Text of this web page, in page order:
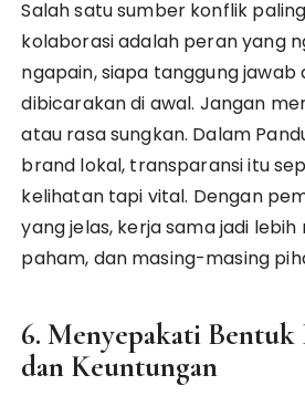
Salah satu sumber konflik
kolaborasi adalah peran yang
ngapain, siapa tanggung jawab
dibicarakan di awal. Jangan
atau rasa sungkan. Dalam
brand lokal, transparansi itu
kelihatan tapi vital. Dengan
yang jelas, kerja sama jadi
paham, dan masing-masing
6. Menyepakati Bentuk
dan Keuntungan